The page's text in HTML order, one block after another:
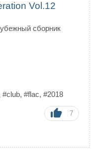
Vol.12
сборник
#club, #flac, #2018
7